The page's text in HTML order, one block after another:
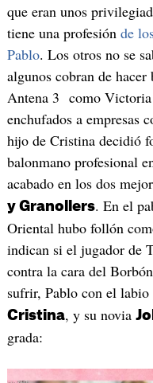
que eran unos
tiene una profesión de
Pablo. Los otros no se
algunos cobran de
Antena 3 como Victoria
enchufados a empresas
hijo de Cristina decidió
balonmano profesional
acabado en los dos
y Granollers. En el
Oriental hubo follón
indican si el jugador de
contra la cara del
sufrir, Pablo con el
Cristina, y su novia
grada: